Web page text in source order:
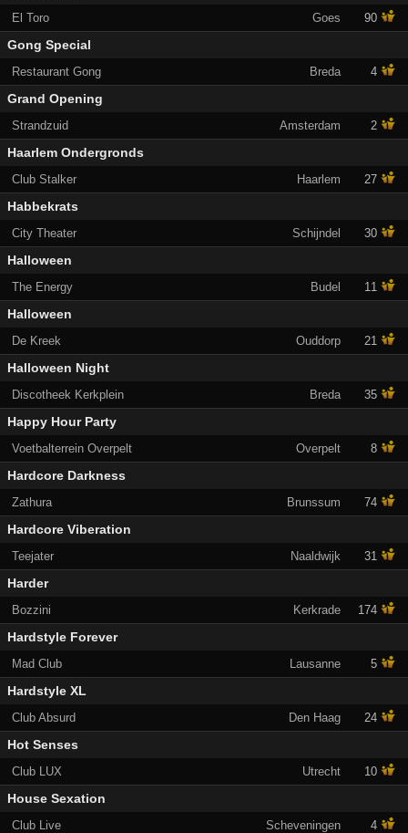
El Toro Goes 90
Gong Special
Restaurant Gong Breda 4
Grand Opening
Strandzuid Amsterdam 2
Haarlem Ondergronds
Club Stalker Haarlem 27
Habbekrats
City Theater Schijndel 30
Halloween
The Energy Budel 11
Halloween
De Kreek Ouddorp 21
Halloween Night
Discotheek Kerkplein Breda 35
Happy Hour Party
Voetbalterrein Overpelt Overpelt 8
Hardcore Darkness
Zathura Brunssum 74
Hardcore Viberation
Teejater Naaldwijk 31
Harder
Bozzini Kerkrade 174
Hardstyle Forever
Mad Club Lausanne 5
Hardstyle XL
Club Absurd Den Haag 24
Hot Senses
Club LUX Utrecht 10
House Sexation
Club Live Scheveningen 4